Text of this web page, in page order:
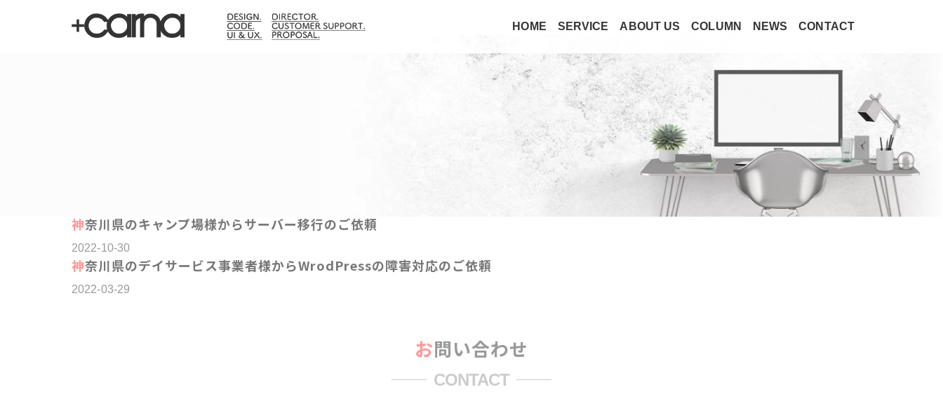
HOME SERVICE ABOUT US COLUMN NEWS CONTACT
神奈川県のキャンプ場様からサーバー移行のご依頼
2022-10-30
神奈川県のデイサービス事業者様からWrodPressの障害対応のご依頼
2022-03-29
お問い合わせ
CONTACT